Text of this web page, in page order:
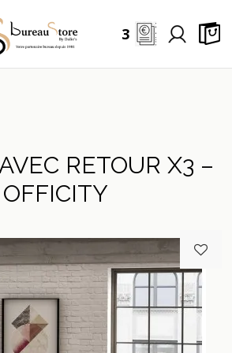
3
RETOUR X3 –
OFFICITY